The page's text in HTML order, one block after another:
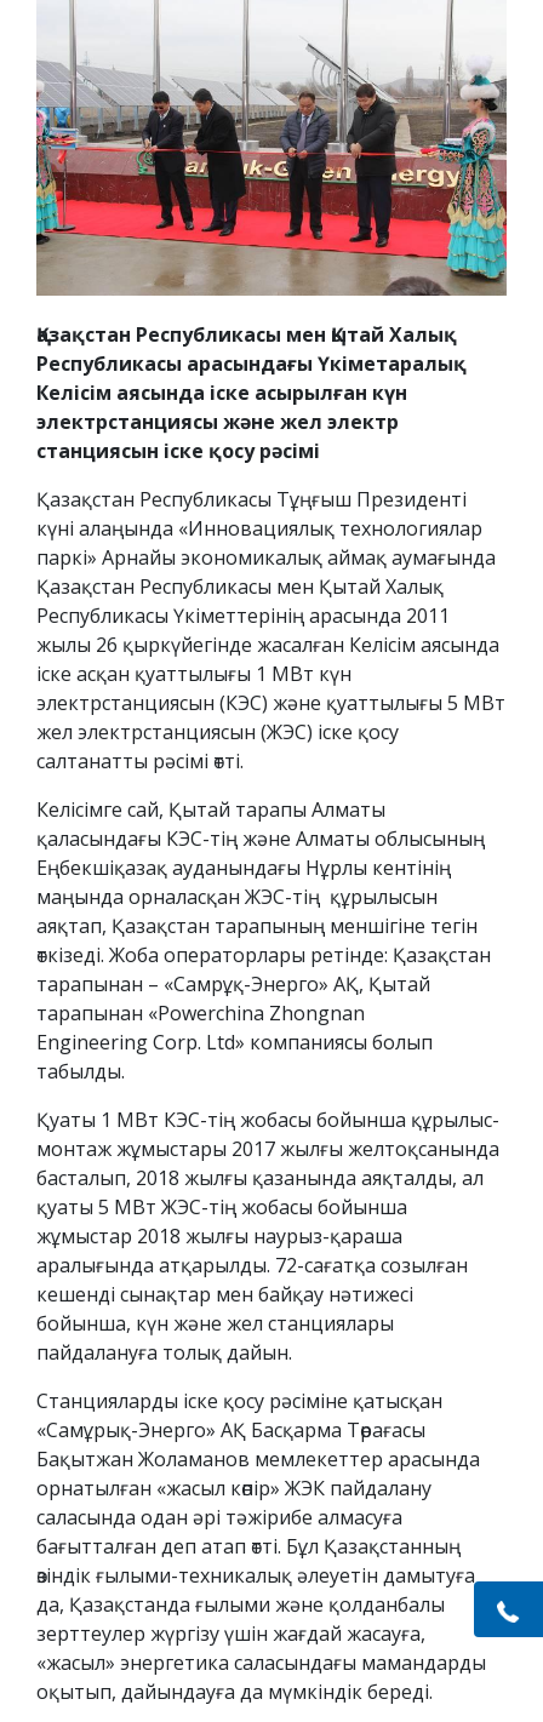
Қазақстан Республикасы мен Қытай Халық
Республикасы арасындағы Үкіметаралық
Келісім аясында іске асырылған күн
электрстанциясы және жел электр
станциясын іске қосу рәсімі
Қазақстан Республикасы Тұңғыш Президенті
күні алаңында «Инновациялық технологиялар
паркі» Арнайы экономикалық аймақ аумағында
Қазақстан Республикасы мен Қытай Халық
Республикасы Үкіметтерінің арасында 2011
жылы 26 қыркүйегінде жасалған Келісім аясында
іске асқан қуаттылығы 1 МВт күн
электрстанциясын (КЭС) және қуаттылығы 5 МВт
жел электрстанциясын (ЖЭС) іске қосу
салтанатты рәсімі өтті.
Келісімге сай, Қытай тарапы Алматы
қаласындағы КЭС-тің және Алматы облысының
Еңбекшіқазақ ауданындағы Нұрлы кентінің
маңында орналасқан ЖЭС-тің құрылысын
аяқтап, Қазақстан тарапының меншігіне тегін
өткізеді. Жоба операторлары ретінде: Қазақстан
тарапынан – «Самрұқ-Энерго» АҚ, Қытай
тарапынан «Powerchina Zhongnan
Engineering Corp. Ltd» компаниясы болып
табылды.
Қуаты 1 МВт КЭС-тің жобасы бойынша құрылыс-
монтаж жұмыстары 2017 жылғы желтоқсанында
басталып, 2018 жылғы қазанында аяқталды, ал
қуаты 5 МВт ЖЭС-тің жобасы бойынша
жұмыстар 2018 жылғы наурыз-қараша
аралығында атқарылды. 72-сағатқа созылған
кешенді сынақтар мен байқау нәтижесі
бойынша, күн және жел станциялары
пайдалануға толық дайын.
Станцияларды іске қосу рәсіміне қатысқан
«Самұрық-Энерго» АҚ Басқарма Төрағасы
Бақытжан Жоламанов мемлекеттер арасында
орнатылған «жасыл көпір» ЖЭК пайдалану
саласында одан әрі тәжірибе алмасуға
бағытталған деп атап өтті. Бұл Қазақстанның
өзіндік ғылыми-техникалық әлеуетін дамытуға
да, Қазақстанда ғылыми және қолданбалы
зерттеулер жүргізу үшін жағдай жасауға,
«жасыл» энергетика саласындағы мамандарды
оқытып, дайындауға да мүмкіндік береді.